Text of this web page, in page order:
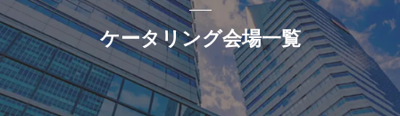
ケータリング会場一覧